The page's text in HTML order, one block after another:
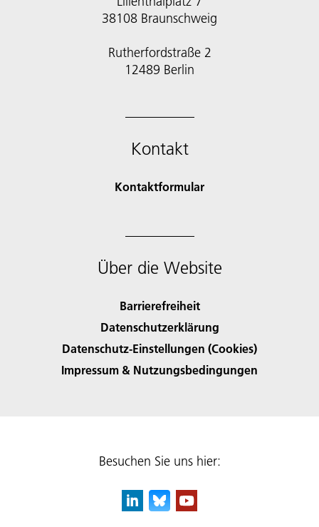
38108 Braunschweig
Rutherfordstraße 2
12489 Berlin
Kontakt
Kontaktformular
Über die Website
Barrierefreiheit
Datenschutzerklärung
Datenschutz-Einstellungen (Cookies)
Impressum & Nutzungsbedingungen
Besuchen Sie uns hier: